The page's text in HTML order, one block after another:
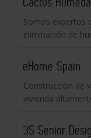
Somos expertos
eliminación de
eHome Spain
Construcción de
vivienda
3S Senior